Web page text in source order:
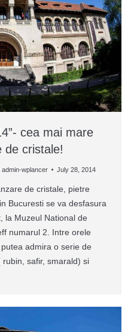
cea mai mare
de cristale!
admin-wplancer July 28, 2014
de cristale, pietre
Bucuresti se va desfasura
la Muzeul National de
numarul 2. Intre orele
admira o serie de
safir, smarald) si